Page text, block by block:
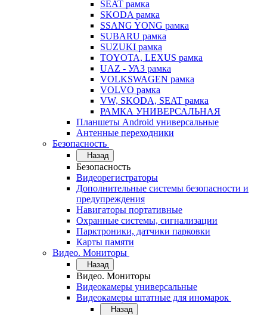
SEAT рамка
SKODA рамка
SSANG YONG рамка
SUBARU рамка
SUZUKI рамка
TOYOTA, LEXUS рамка
UAZ - УАЗ рамка
VOLKSWAGEN рамка
VOLVO рамка
VW, SKODA, SEAT рамка
РАМКА УНИВЕРСАЛЬНАЯ
Планшеты Android универсальные
Антенные переходники
Безопасность
Назад
Безопасность
Видеорегистраторы
Дополнительные системы безопасности и
предупреждения
Навигаторы портативные
Охранные системы, сигнализации
Парктроники, датчики парковки
Карты памяти
Видео. Мониторы
Назад
Видео. Мониторы
Видеокамеры универсальные
Видеокамеры штатные для иномарок
Назад